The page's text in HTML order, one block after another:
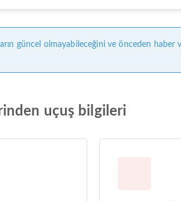
güncel olmayabileceğini ve önceden
uçuş bilgileri